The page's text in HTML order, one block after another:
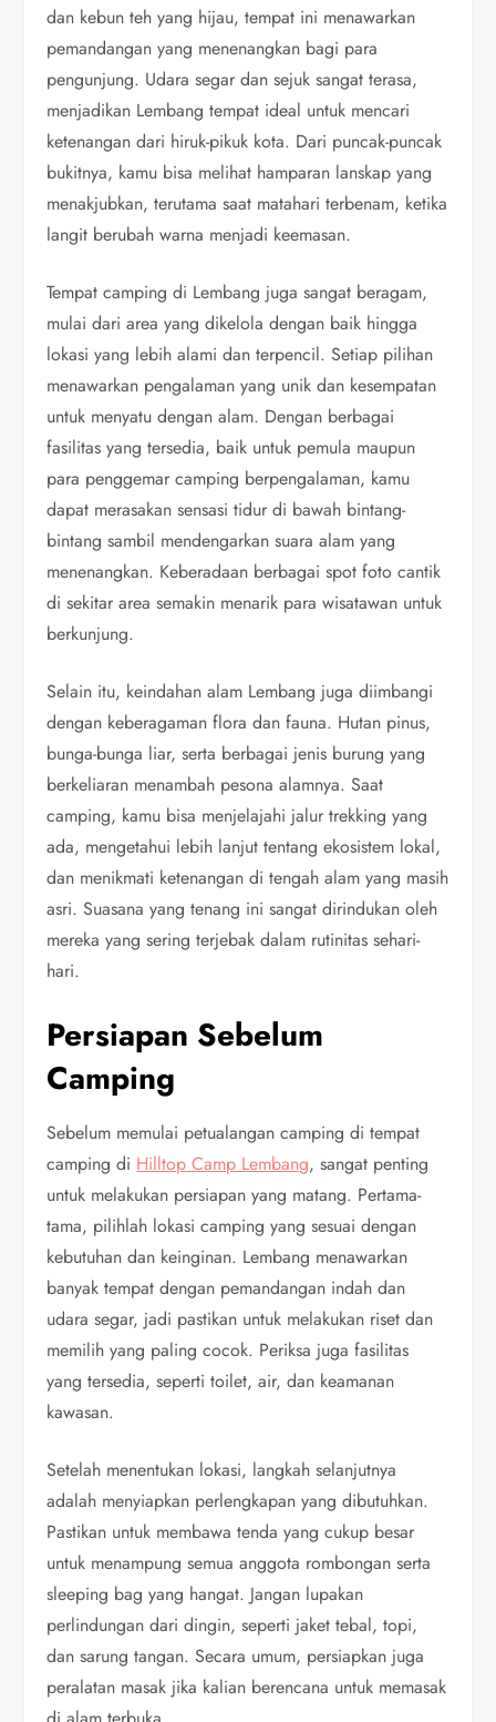
dan kebun teh yang hijau, tempat ini menawarkan
pemandangan yang menenangkan bagi para
pengunjung. Udara segar dan sejuk sangat terasa,
menjadikan Lembang tempat ideal untuk mencari
ketenangan dari hiruk-pikuk kota. Dari puncak-puncak
bukitnya, kamu bisa melihat hamparan lanskap yang
menakjubkan, terutama saat matahari terbenam, ketika
langit berubah warna menjadi keemasan.
Tempat camping di Lembang juga sangat beragam,
mulai dari area yang dikelola dengan baik hingga
lokasi yang lebih alami dan terpencil. Setiap pilihan
menawarkan pengalaman yang unik dan kesempatan
untuk menyatu dengan alam. Dengan berbagai
fasilitas yang tersedia, baik untuk pemula maupun
para penggemar camping berpengalaman, kamu
dapat merasakan sensasi tidur di bawah bintang-
bintang sambil mendengarkan suara alam yang
menenangkan. Keberadaan berbagai spot foto cantik
di sekitar area semakin menarik para wisatawan untuk
berkunjung.
Selain itu, keindahan alam Lembang juga diimbangi
dengan keberagaman flora dan fauna. Hutan pinus,
bunga-bunga liar, serta berbagai jenis burung yang
berkeliaran menambah pesona alamnya. Saat
camping, kamu bisa menjelajahi jalur trekking yang
ada, mengetahui lebih lanjut tentang ekosistem lokal,
dan menikmati ketenangan di tengah alam yang masih
asri. Suasana yang tenang ini sangat dirindukan oleh
mereka yang sering terjebak dalam rutinitas sehari-
hari.
Persiapan Sebelum
Camping
Sebelum memulai petualangan camping di tempat
camping di Hilltop Camp Lembang, sangat penting
untuk melakukan persiapan yang matang. Pertama-
tama, pilihlah lokasi camping yang sesuai dengan
kebutuhan dan keinginan. Lembang menawarkan
banyak tempat dengan pemandangan indah dan
udara segar, jadi pastikan untuk melakukan riset dan
memilih yang paling cocok. Periksa juga fasilitas
yang tersedia, seperti toilet, air, dan keamanan
kawasan.
Setelah menentukan lokasi, langkah selanjutnya
adalah menyiapkan perlengkapan yang dibutuhkan.
Pastikan untuk membawa tenda yang cukup besar
untuk menampung semua anggota rombongan serta
sleeping bag yang hangat. Jangan lupakan
perlindungan dari dingin, seperti jaket tebal, topi,
dan sarung tangan. Secara umum, persiapkan juga
peralatan masak jika kalian berencana untuk memasak